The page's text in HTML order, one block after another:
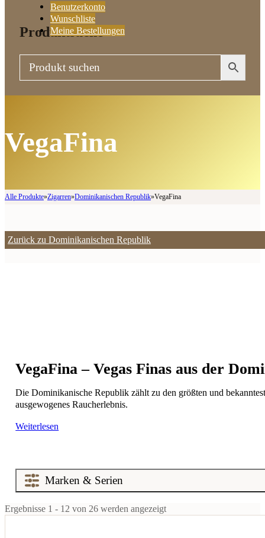
Benutzerkonto
Wunschliste
Meine Bestellungen
Produktsuche
VegaFina
Alle Produkte»Zigarren»Dominikanischen Republik»VegaFina
Zurück zu Dominikanischen Republik
VegaFina – Vegas Finas aus der
Die Dominikanische Republik zählt zu den größten und
ausgewogenes Raucherlebnis.
Weiterlesen
Ergebnisse 1 - 12 von 26 werden angezeigt